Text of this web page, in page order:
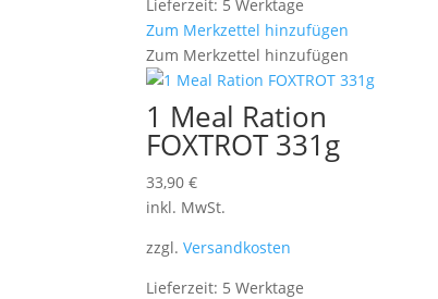
Lieferzeit: 5 Werktage
Zum Merkzettel hinzufügen
Zum Merkzettel hinzufügen
1 Meal Ration
FOXTROT 331g
33,90€
inkl. MwSt.
zzgl.Versandkosten
Lieferzeit: 5 Werktage